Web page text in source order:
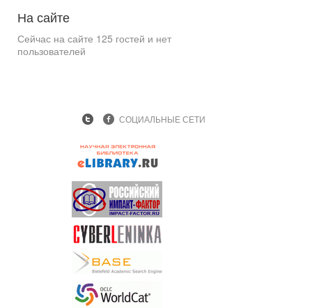
На сайте
Сейчас на сайте 125 гостей и нет
пользователей
СОЦИАЛЬНЫЕ СЕТИ